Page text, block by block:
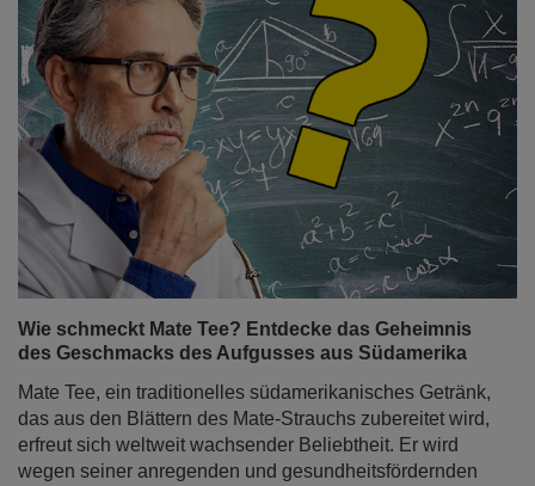
Wie schmeckt Mate Tee? Entdecke das Geheimnis
des Geschmacks des Aufgusses aus Südamerika
Mate Tee, ein traditionelles südamerikanisches Getränk,
das aus den Blättern des Mate-Strauchs zubereitet wird,
erfreut sich weltweit wachsender Beliebtheit. Er wird
wegen seiner anregenden und gesundheitsfördernden